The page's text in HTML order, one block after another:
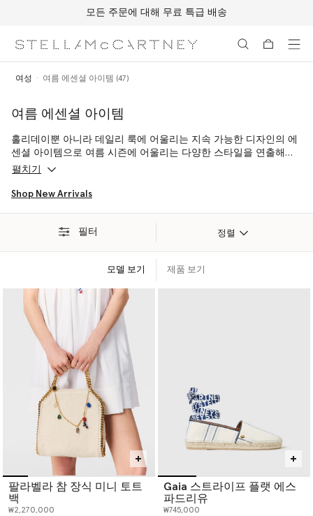
모든 주문에 대해 무료 특급 배송
여성 여름 에센셜 아이템 (47)
여름 에센셜 아이템
홀리데이뿐 아니라 데일리 룩에 어울리는 지속 가능한 디자인의 에
센셜 아이템으로 여름 시즌에 어울리는 다양한 스타일을 연출해보
세요. 가벼운 캔버스 소재의 새빌 로 테일러링부터 마다가스카르에
된 럭셔리 비건 액세서리에 이르는 다양한 아이템을 선보입니다.
펼치기
Shop New Arrivals
필터 정렬
모델 보기 제품 보기
팔라벨라 참 장식 미니 토트
백
₩2,270,000
Gaia 스트라이프 플랫 에스
파드리유
₩745,000